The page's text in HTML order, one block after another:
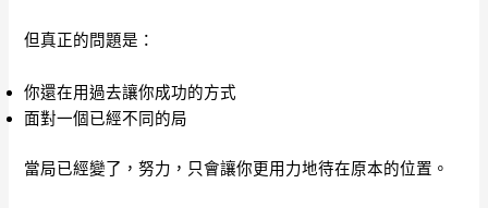
但真正的問題是：
你還在用過去讓你成功的方式
面對一個已經不同的局
當局已經變了，努力，只會讓你更用力地待在原本的位置。